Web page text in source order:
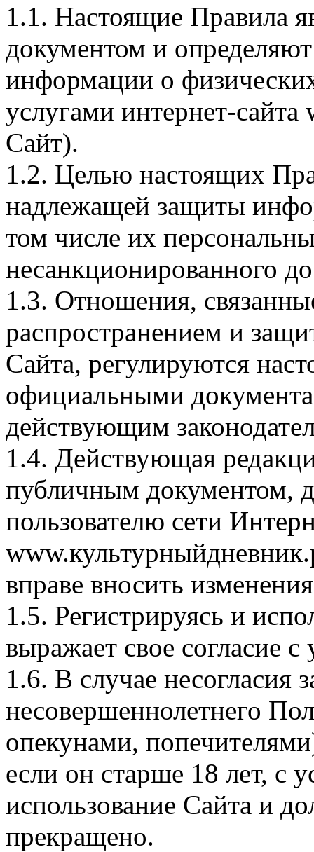
1.1. Настоящие Правила
документом и
информации о
услугами интернет-
Сайт).
1.2. Целью настоящих
надлежащей защиты
том числе их
несанкционированного
1.3. Отношения,
распространением и
Сайта, регулируются
официальными
действующим
1.4. Действующая
публичным документом,
пользователю сети
вправе вносить
1.5. Регистрируясь и
выражает свое согласие
1.6. В случае несогласия
несовершеннолетнего
опекунами,
если он старше 18 лет, с
использование Сайта и
прекращено.